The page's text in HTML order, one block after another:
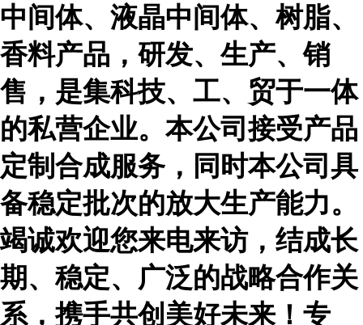
中间体、液晶中间体、树脂、
香料产品，研发、生产、销
售，是集科技、工、贸于一体
的私营企业。本公司接受产品
定制合成服务，同时本公司具
备稳定批次的放大生产能力。
竭诚欢迎您来电来访，结成长
期、稳定、广泛的战略合作关
系，携手共创美好未来！专